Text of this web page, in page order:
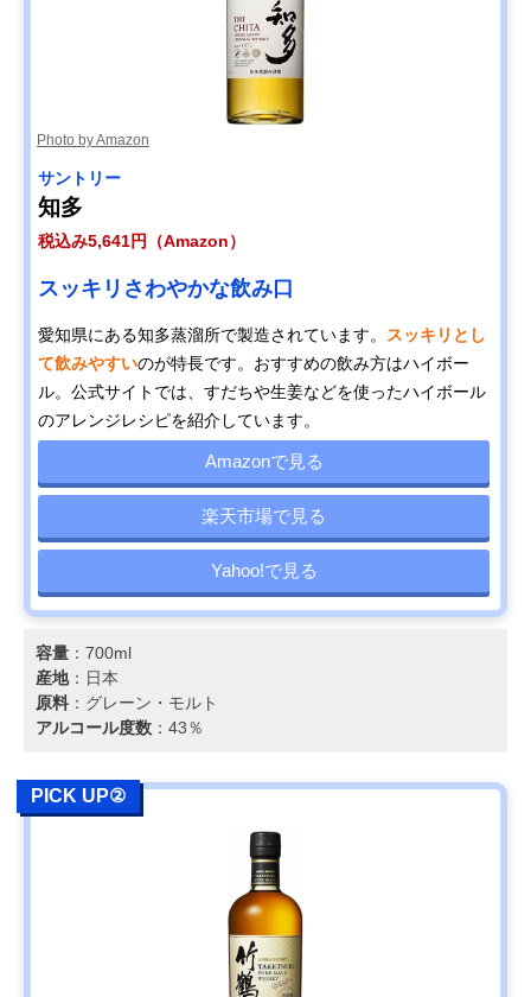
Photo by Amazon
サントリー
知多
税込み5,641円（Amazon）
スッキリさわやかな飲み口
愛知県にある知多蒸溜所で製造されています。
スッキリとし
て飲みやすいのが特長です。おすすめの飲み方はハイボー
ル。公式サイトでは、すだちや生姜などを使ったハイボール
のアレンジレシピを紹介しています。
Amazonで見る
楽天市場で見る
Yahoo!で見る
容量 ：700ml
産地：日本
原料 ：グレーン・モルト
アルコール度数 ：43％
PICK UP②